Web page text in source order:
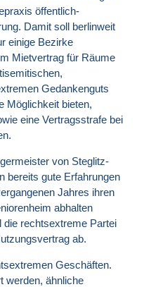
öffentlich-
Damit soll berlinweit
einige Bezirke
Mietvertrag für Räume
Gedankenguts
Möglichkeit bieten,
eine Vertragsstrafe bei
von Steglitz-
bereits gute Erfahrungen
Jahres ihren
abhalten
die rechtsextreme Partei
ab.
Geschäften.
werden, ähnliche